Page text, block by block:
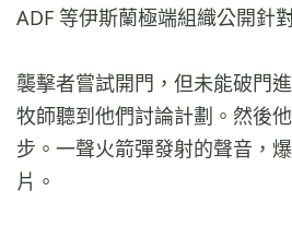
ADF 等伊斯蘭極端組織公開針
襲擊者嘗試開門，但未能破門
牧師聽到他們討論計劃。然後
步。一聲火箭彈發射的聲音，
片。